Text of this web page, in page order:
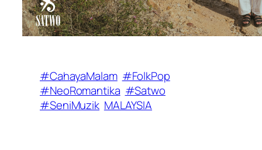
#CahayaMalam #FolkPop
#NeoRomantika #Satwo
#SeniMuzik MALAYSIA